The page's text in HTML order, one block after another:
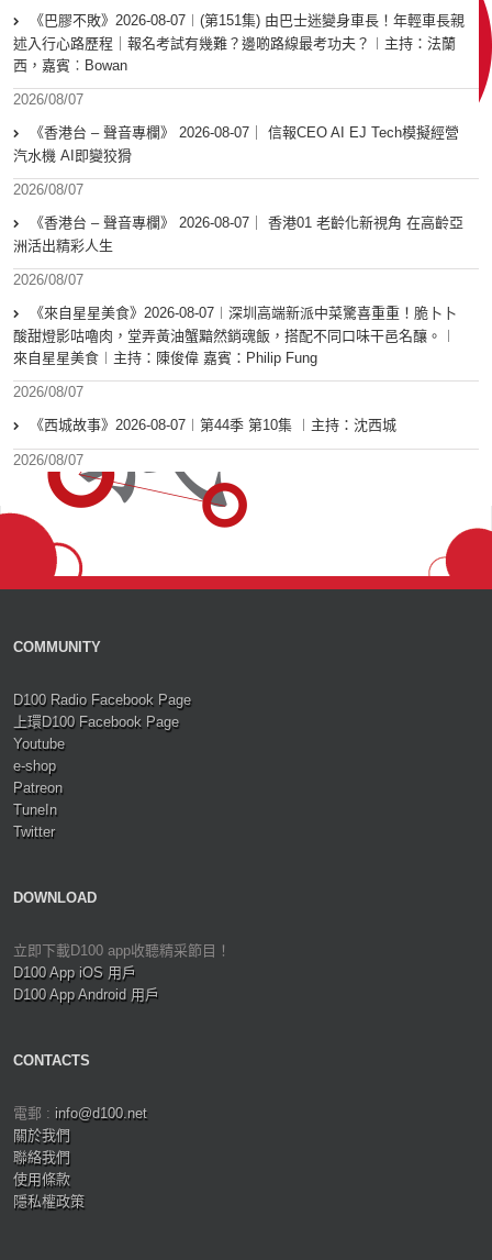
《巴膠不敗》2026-08-07︱(第151集) 由巴士迷變身車長！年輕車長親
述入行心路歷程｜報名考試有幾難？邊啲路線最考功夫？︱主持：法蘭
西，嘉賓︰Bowan
2026/08/07
《香港台 – 聲音專欄》 2026-08-07｜ 信報CEO AI EJ Tech模擬經營
汽水機 AI即變狡猾
2026/08/07
《香港台 – 聲音專欄》 2026-08-07｜ 香港01 老齡化新視角 在高齡亞
洲活出精彩人生
2026/08/07
《來自星星美食》2026-08-07︱深圳高端新派中菜驚喜重重！脆卜卜
酸甜燈影咕嚕肉，堂弄黃油蟹黯然銷魂飯，搭配不同口味干邑名釀。︱
來自星星美食︱主持：陳俊偉 嘉賓：Philip Fung
2026/08/07
《西城故事》2026-08-07︱第44季 第10集 ︱主持：沈西城
2026/08/07
COMMUNITY
D100 Radio Facebook Page
上環D100 Facebook Page
Youtube
e-shop
Patreon
TuneIn
Twitter
DOWNLOAD
立即下載D100 app收聽精采節目！
D100 App iOS 用戶
D100 App Android 用戶
CONTACTS
電郵 : info@d100.net
關於我們
聯絡我們
使用條款
隱私權政策